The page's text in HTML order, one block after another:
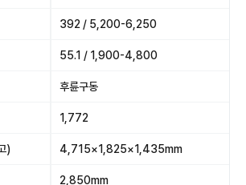
392 / 5,200-6,250
55.1 / 1,900-4,800
후륜구동
1,772
) 4,715×1,825×1,435mm
2,850mm